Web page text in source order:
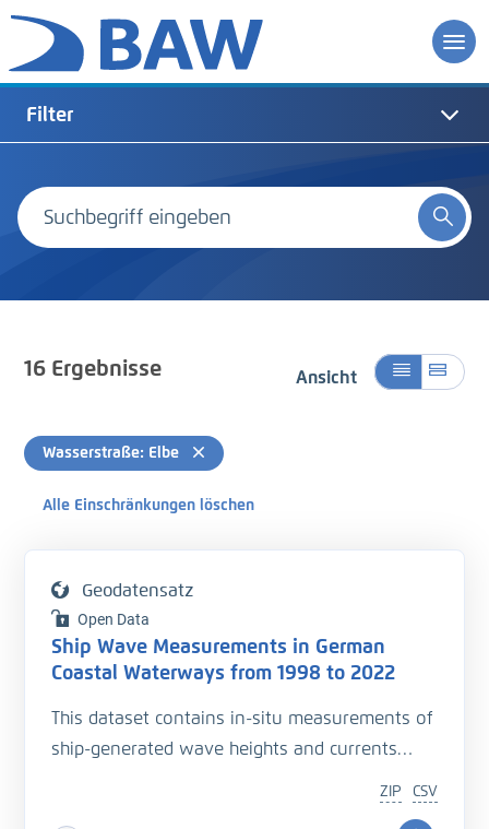
Filter
16Ergebnisse Ansicht
Wasserstraße: Elbe
Alle Einschränkungen löschen
Geodatensatz
Open Data
Ship Wave Measurements in German
Coastal Waterways from 1998 to 2022
This dataset contains in-situ measurements of
ship-generated wave heights and currents
2022 in German coastal waterways. It includes
CSV
ZIP